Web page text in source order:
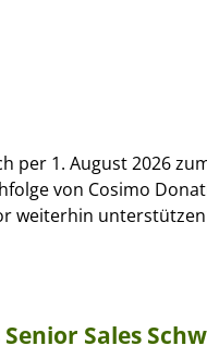
per 1. August 2026
von Cosimo
weiterhin
Sales